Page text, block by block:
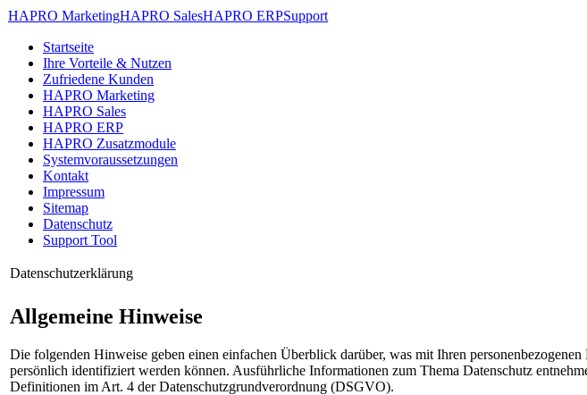
HAPRO MarketingHAPRO SalesHAPRO ERPSupport
Startseite
Ihre Vorteile & Nutzen
Zufriedene Kunden
HAPRO Marketing
HAPRO Sales
HAPRO ERP
HAPRO Zusatzmodule
Systemvoraussetzungen
Kontakt
Impressum
Sitemap
Datenschutz
Support Tool
Datenschutzerklärung
Allgemeine Hinweise
Die folgenden Hinweise geben einen einfachen Überblick darüber, was mit Ihren
persönlich identifiziert werden können. Ausführliche Informationen zum Thema Datenschutz
Definitionen im Art. 4 der Datenschutzgrundverordnung (DSGVO).